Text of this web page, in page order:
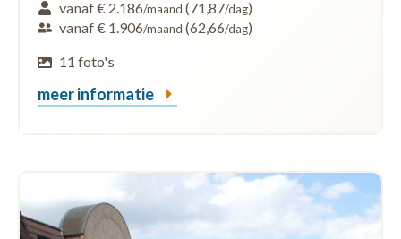
vanaf € 2.186/maand (71,87/dag)
vanaf € 1.906/maand (62,66/dag)
11 foto's
meer informatie